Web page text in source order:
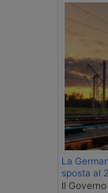
La
sposta al
Il